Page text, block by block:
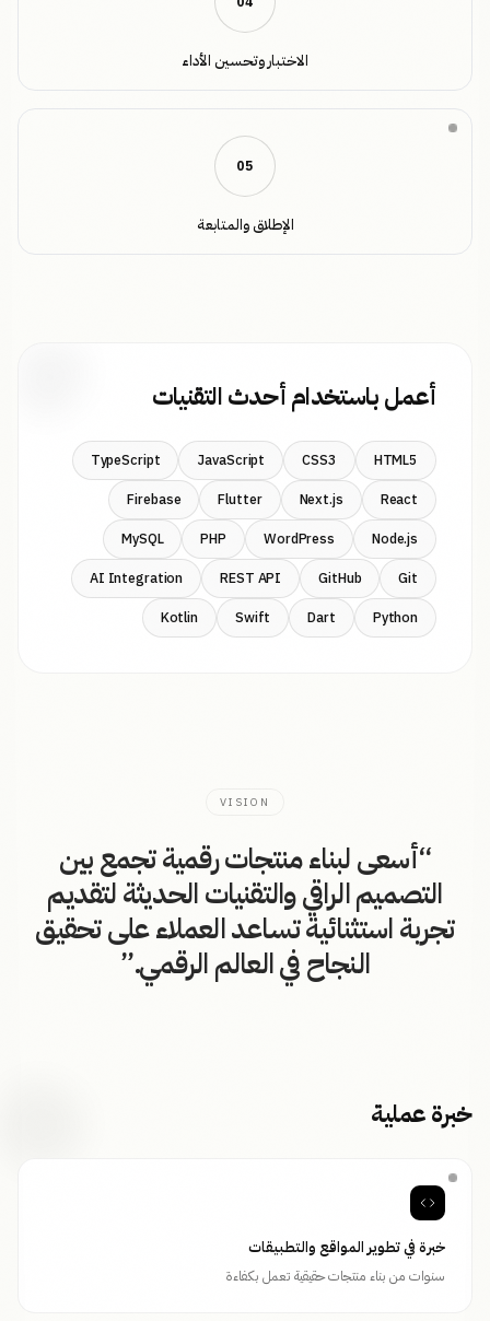
الاختبار وتحسين الأداء
05
الإطلاق والمتابعة
أعمل باستخدام أحدث التقنيات
HTML5
CSS3
JavaScript
TypeScript
React
Next.js
Flutter
Firebase
Node.js
WordPress
PHP
MySQL
Git
GitHub
REST API
AI Integration
Python
Dart
Swift
Kotlin
VISION
“أسعى لبناء منتجات رقمية تجمع بين
التصميم الراقي والتقنيات الحديثة لتقديم
تجربة استثنائية تساعد العملاء على تحقيق
النجاح في العالم الرقمي.”
خبرة عملية
خبرة في تطوير المواقع والتطبيقات
سنوات من بناء منتجات حقيقية تعمل بكفاءة